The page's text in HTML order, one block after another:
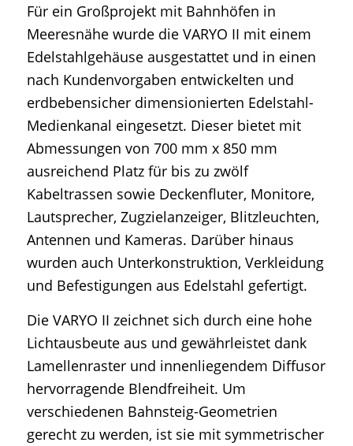
Für ein Großprojekt mit Bahnhöfen in
Meeresnähe wurde die VARYO II mit einem
Edelstahlgehäuse ausgestattet und in einen
nach Kundenvorgaben entwickelten und
erdbebensicher dimensionierten Edelstahl-
Medienkanal eingesetzt. Dieser bietet mit
Abmessungen von 700 mm x 850 mm
ausreichend Platz für bis zu zwölf
Kabeltrassen sowie Deckenfluter, Monitore,
Lautsprecher, Zugzielanzeiger, Blitzleuchten,
Antennen und Kameras. Darüber hinaus
wurden auch Unterkonstruktion, Verkleidung
und Befestigungen aus Edelstahl gefertigt.
Die VARYO II zeichnet sich durch eine hohe
Lichtausbeute aus und gewährleistet dank
Lamellenraster und innenliegendem Diffusor
hervorragende Blendfreiheit. Um
verschiedenen Bahnsteig-Geometrien
gerecht zu werden, ist sie mit symmetrischer